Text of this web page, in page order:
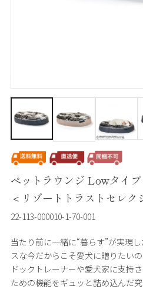
ペットラウンジ Lowタイ
＜リゾートトラストセレク
22-113-000010-1-70-001
当たり前に一緒に“暮らす”が実現
スな今だからこそ愛犬に贈りたい
ドックトレーナーや愛犬家に支持
ための機能をギュッと詰め込んだ